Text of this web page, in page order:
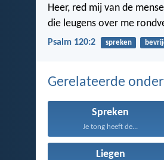
Heer, red mij van de
die leugens over me
Psalm 120:2 spreken
Gerelateerde
Spreken
Je tong heeft de...
Liegen